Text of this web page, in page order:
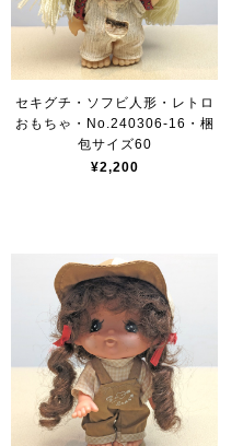
セキグチ・ソフビ人形・レトロ
おもちゃ・No.240306-16・梱
包サイズ60
¥2,200